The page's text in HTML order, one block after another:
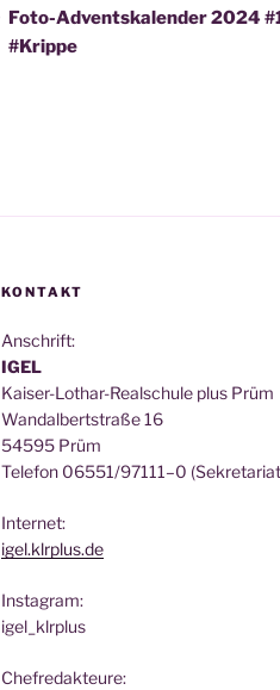
Beitrag
Foto-Adventskalender 2024
#Krippe
KONTAKT
Anschrift:
IGEL
Kai­ser-Lothar-Real­schu­le plus Prüm
Wan­dal­bert­stra­ße 16
54595 Prüm
Tele­fon 06551/97111–0
Inter­net:
igel.klrplus.de
Insta­gram:
igel_klrplus
Chef­re­dak­teu­re: